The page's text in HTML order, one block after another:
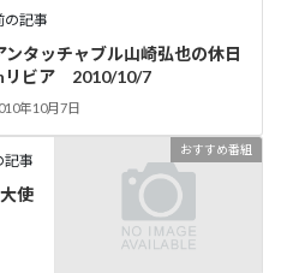
の記事
ンタッチャブル山崎弘也の休日
リビア 2010/10/7
年10月7日
おすすめ番組
記事
使